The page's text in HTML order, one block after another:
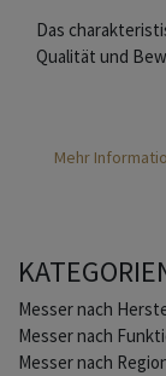
Das
Qualität und
Mehr
Home
Messer nach
Messer nach
Messer nach